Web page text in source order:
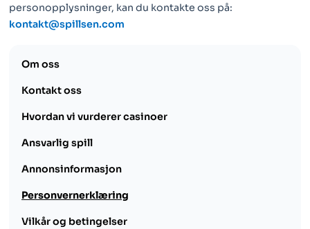
personopplysninger, kan du kontakte oss på:
kontakt@spillsen.com
Om oss
Kontakt oss
Hvordan vi vurderer casinoer
Ansvarlig spill
Annonsinformasjon
Personvernerklæring
Vilkår og betingelser​